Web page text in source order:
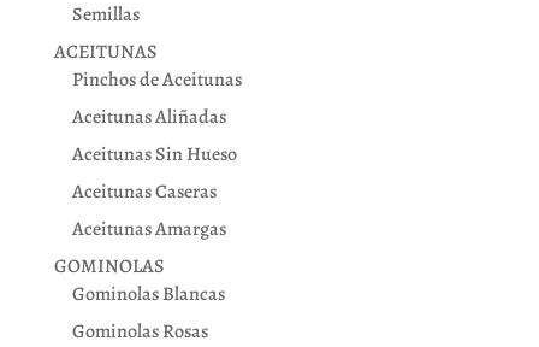
Semillas
ACEITUNAS
Pinchos de Aceitunas
Aceitunas Aliñadas
Aceitunas Sin Hueso
Aceitunas Caseras
Aceitunas Amargas
GOMINOLAS
Gominolas Blancas
Gominolas Rosas